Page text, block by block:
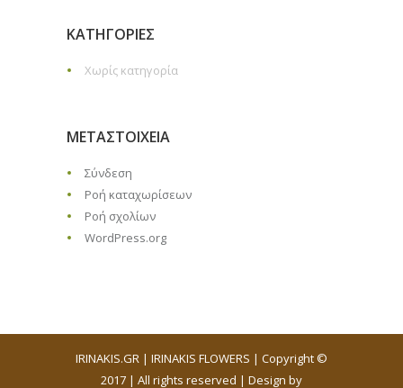
KΑΤΗΓΟΡΊΕΣ
Χωρίς κατηγορία
ΜΕΤΑΣΤΟΙΧΕΊΑ
Σύνδεση
Ροή καταχωρίσεων
Ροή σχολίων
WordPress.org
IRINAKIS.GR | IRINAKIS FLOWERS | Copyright ©
2017 | All rights reserved | Design by